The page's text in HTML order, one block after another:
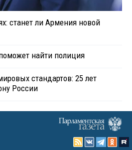
станет ли Армения новой
найти полиция
стандартов: 25 лет
России